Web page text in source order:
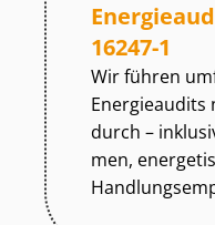
16247-1
Wir führen
Energieaudits
durch –
men,